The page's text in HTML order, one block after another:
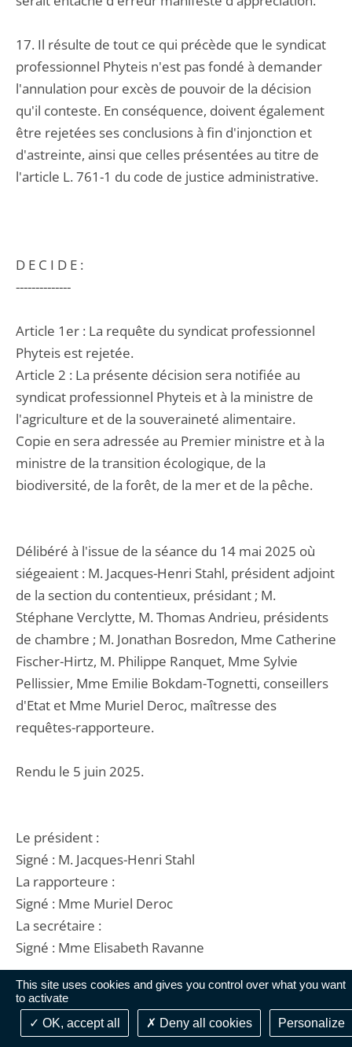
This site uses cookies and gives you control over what you want
to activate
OK, accept all
Deny all cookies Personalize
17. Il résulte de tout ce qui précède que le syndicat
professionnel Phyteis n'est pas fondé à demander
l'annulation pour excès de pouvoir de la décision
qu'il conteste. En conséquence, doivent également
être rejetées ses conclusions à fin d'injonction et
d'astreinte, ainsi que celles présentées au titre de
l'article L. 761-1 du code de justice administrative.
D E C I D E :
--------------
Article 1er : La requête du syndicat professionnel
Phyteis est rejetée.
Article 2 : La présente décision sera notifiée au
syndicat professionnel Phyteis et à la ministre de
l'agriculture et de la souveraineté alimentaire.
Copie en sera adressée au Premier ministre et à la
ministre de la transition écologique, de la
biodiversité, de la forêt, de la mer et de la pêche.
Délibéré à l'issue de la séance du 14 mai 2025 où
siégeaient : M. Jacques-Henri Stahl, président adjoint
de la section du contentieux, présidant ; M.
Stéphane Verclytte, M. Thomas Andrieu, présidents
de chambre ; M. Jonathan Bosredon, Mme Catherine
Fischer-Hirtz, M. Philippe Ranquet, Mme Sylvie
Pellissier, Mme Emilie Bokdam-Tognetti, conseillers
d'Etat et Mme Muriel Deroc, maîtresse des
requêtes-rapporteure.
Rendu le 5 juin 2025.
Le président :
Signé : M. Jacques-Henri Stahl
La rapporteure :
Signé : Mme Muriel Deroc
La secrétaire :
Signé : Mme Elisabeth Ravanne